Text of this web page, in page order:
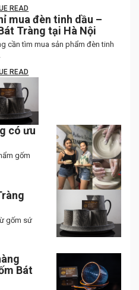
READ
mua đèn tinh dầu –
Tràng tại Hà Nội
cần tìm mua sản phẩm đèn tinh
READ
có ưu
gốm
gốm sứ
Bát